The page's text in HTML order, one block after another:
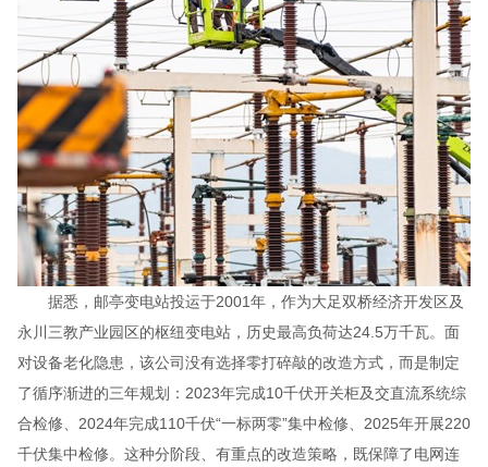
据悉，邮亭变电站投运于2001年，作为大足双桥经济开发区及
永川三教产业园区的枢纽变电站，历史最高负荷达24.5万千瓦。面
对设备老化隐患，该公司没有选择零打碎敲的改造方式，而是制定
了循序渐进的三年规划：2023年完成10千伏开关柜及交直流系统综
合检修、2024年完成110千伏“一标两零”集中检修、2025年开展220
千伏集中检修。这种分阶段、有重点的改造策略，既保障了电网连